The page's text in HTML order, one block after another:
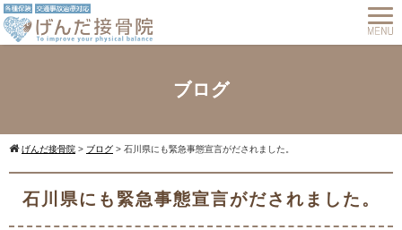
ブログ
げんだ接骨院 > ブログ > 石川県にも緊急事態宣言がだされました。
石川県にも緊急事態宣言がだされました。